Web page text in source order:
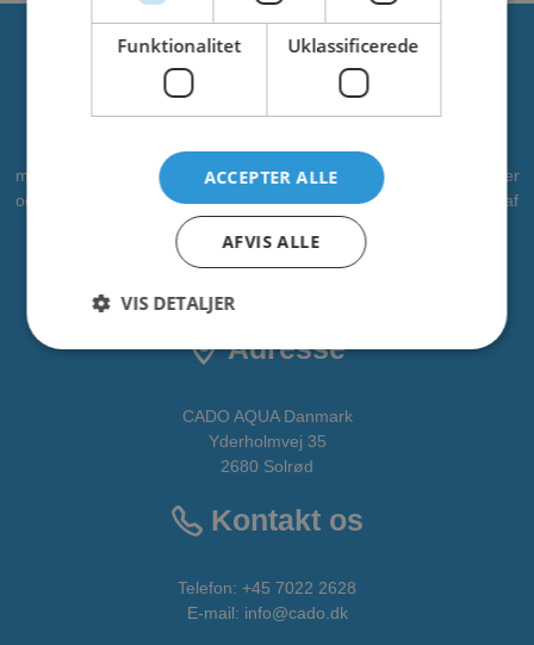
CADO er en professionel leverandør af vandleg, legepladser og
meget mere. Vi har leveret vandleg til kommuner, zoologiske haver
og campingpladser. Vi ønsker at bidrage som partner i alle faser af
projektet - fra idé til realisering. CADOAQUA er vores
vandlegeplads.
Alle fakta om CADO er tilgængelige
Adresse
CADO AQUA Danmark
Yderholmvej 35
2680 Solrød
Kontakt os
Telefon: +45 7022 2628
E-mail: info@cado.dk
Funktionalitet Uklassificerede
ACCEPTER ALLE
AFVIS ALLE
VIS DETALJER